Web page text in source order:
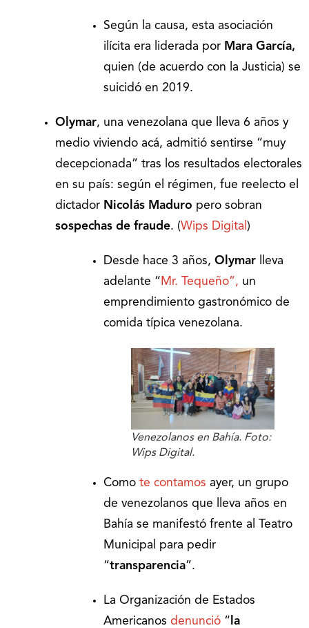
Según la causa, esta asociación
ilícita era liderada por Mara García,
quien (de acuerdo con la Justicia) se
suicidó en 2019.
Olymar, una venezolana que lleva 6 años y
medio viviendo acá, admitió sentirse “muy
decepcionada” tras los resultados electorales
en su país: según el régimen, fue reelecto el
dictador Nicolás Maduro pero sobran
sospechas de fraude. (Wips Digital )
Desde hace 3 años, Olymar lleva
adelante “ Mr. Tequeño”, un
emprendimiento gastronómico de
comida típica venezolana.
Venezolanos en Bahía. Foto:
Wips Digital.
Como te contamos ayer, un grupo
de venezolanos que lleva años en
Bahía se manifestó frente al Teatro
Municipal para pedir
“transparencia”.
La Organización de Estados
Americanos denunció “ la